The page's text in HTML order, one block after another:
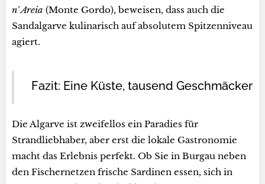
n' Areia (Monte Gordo), beweisen, dass auch die
Sandalgarve kulinarisch auf absolutem Spitzenniveau
agiert.
Fazit: Eine Küste, tausend Geschmäcker
Die Algarve ist zweifellos ein Paradies für
Strandliebhaber, aber erst die lokale Gastronomie
macht das Erlebnis perfekt. Ob Sie in Burgau neben
den Fischernetzen frische Sardinen essen, sich in